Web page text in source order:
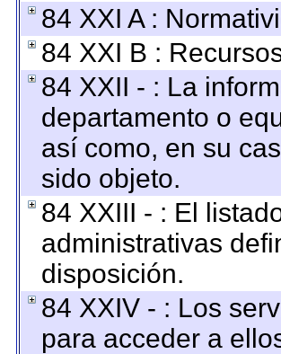
84 XXI A :
84 XXI B :
84 XXII - : La
departamento o
así como, en su
sido objeto.
84 XXIII - : El
administrativas
disposición.
84 XXIV - : Los
para acceder a